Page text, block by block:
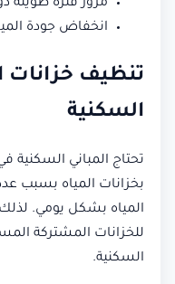
مرور فترة طويلة
انخفاض جودة
تنظيف خزانات
السكنية
تحتاج المباني السكنية
بخزانات المياه بسبب
المياه بشكل يومي.
للخزانات المشتركة
السكنية.